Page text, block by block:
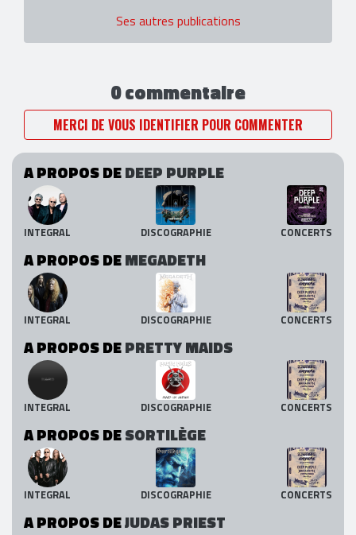
Ses autres publications
0 commentaire
MERCI DE VOUS IDENTIFIER POUR COMMENTER
A PROPOS DEDEEP PURPLE
INTEGRAL DISCOGRAPHIE CONCERTS
A PROPOS DEMEGADETH
INTEGRAL DISCOGRAPHIE CONCERTS
A PROPOS DEPRETTY MAIDS
INTEGRAL DISCOGRAPHIE CONCERTS
A PROPOS DESORTILÈGE
INTEGRAL DISCOGRAPHIE CONCERTS
A PROPOS DEJUDAS PRIEST